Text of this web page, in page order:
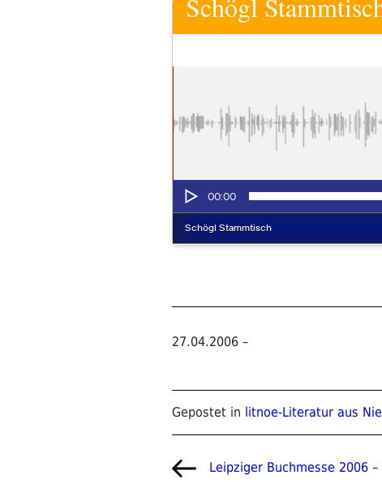
27.04.2006 –
Gepostet in litnoe-Literatur aus
BeitragLeipziger Buchmesse 2006 –